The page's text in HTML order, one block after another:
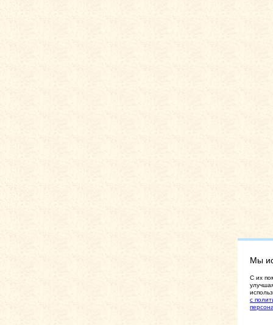
Мы
C их
с